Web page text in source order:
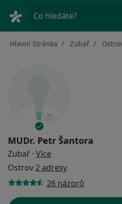
Co hledáte?
Hlavní Stránka Zubař
MUDr. Petr Šantora
Zubař · Více
Ostrov2 adresy
26 názorů